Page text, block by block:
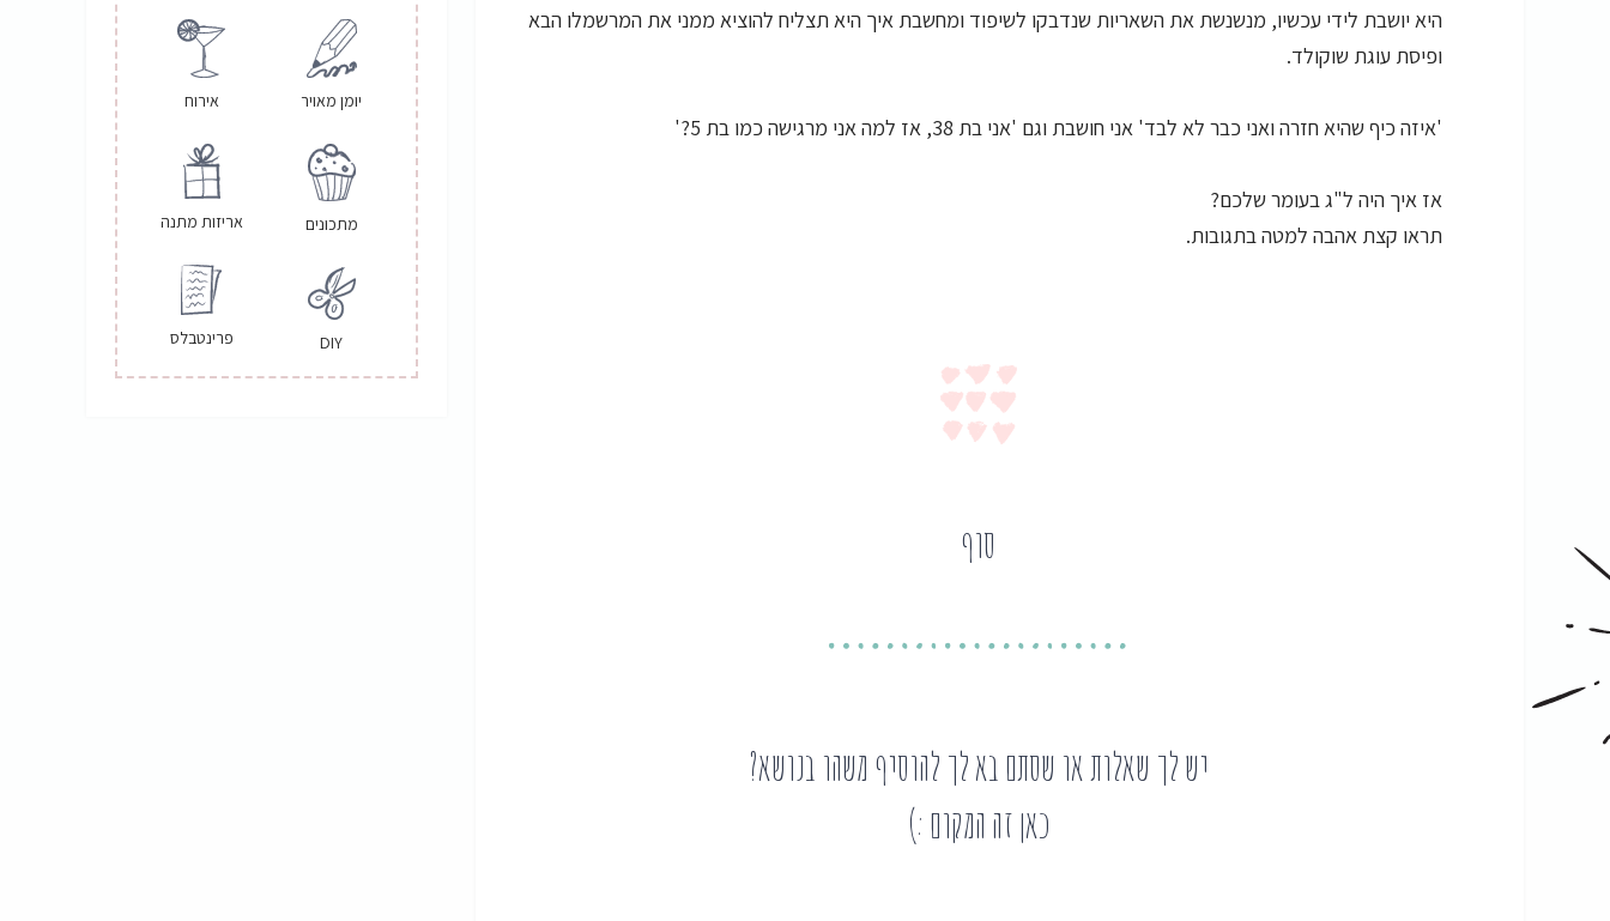
היא יושבת לידי עכשיו, מנשנשת את השאריות שנדבקו לשיפוד ומחשבת איך היא תצליח להוציא ממני את המרשמלו הבא
ופיסת עוגת שוקולד.
'איזה כיף שהיא חזרה ואני כבר לא לבד' אני חושבת וגם 'אני בת 38, אז למה אני מרגישה כמו בת 5?'
אז איך היה ל"ג בעומר שלכם?
תראו קצת אהבה למטה בתגובות.
סוף
יש לך שאלות או שסתם בא לך להוסיף משהו בנושא?
כאן זה המקום :)
יומן מאויר
מתכונים
DIY
אירוח
אריזות מתנה
פרינטבלס